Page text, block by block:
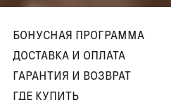
БОНУСНАЯ ПРОГРАММА
ДОСТАВКА И ОПЛАТА
ГАРАНТИЯ И ВОЗВРАТ
ГДЕ КУПИТЬ